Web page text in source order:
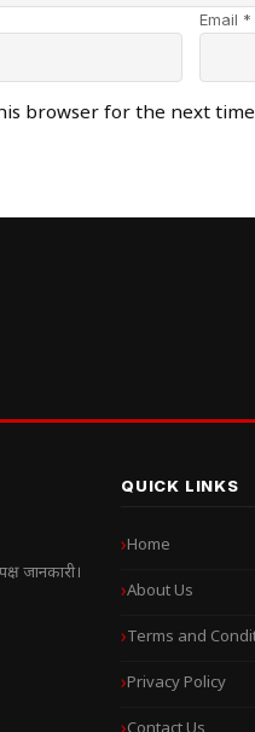
Email *
browser for the next
जानकारी।
QUICK LINKS
Home
About Us
Terms and
Privacy Policy